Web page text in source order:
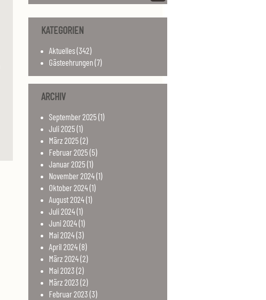
KATEGORIEN
Aktuelles(342)
Gästeehrungen (7)
ARCHIV
September2025(1)
Juli2025(1)
März2025(2)
Februar2025(5)
Januar2025(1)
November2024(1)
Oktober2024(1)
August2024(1)
Juli2024(1)
Juni2024(1)
Mai2024(3)
April 2024(8)
März2024(2)
Mai2023 (2)
März2023 (2)
Februar2023 (3)